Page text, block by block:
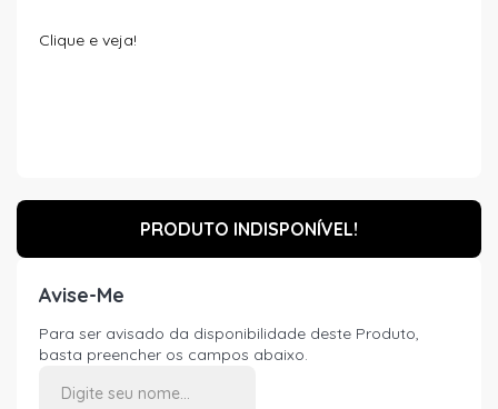
Clique e veja!
PRODUTO INDISPONÍVEL!
Avise-Me
Para ser avisado da disponibilidade deste Produto,
basta preencher os campos abaixo.